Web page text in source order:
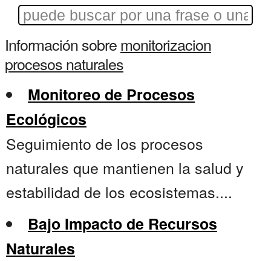
Información sobremonitorizacion
procesos naturales
Monitoreo de Procesos
Ecológicos
Seguimiento de los procesos
naturales que mantienen la salud y
estabilidad de los ecosistemas....
Bajo Impacto de Recursos
Naturales